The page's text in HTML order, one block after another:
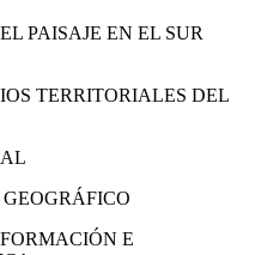
PAISAJE EN EL SUR
TERRITORIALES DEL
E